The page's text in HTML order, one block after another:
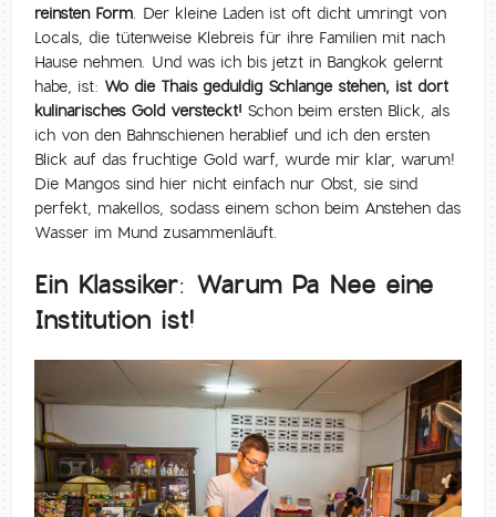
reinsten Form. Der kleine Laden ist oft dicht umringt von
Locals, die tütenweise Klebreis für ihre Familien mit nach
Hause nehmen. Und was ich bis jetzt in Bangkok gelernt
habe, ist: Wo die Thais geduldig Schlange stehen, ist dort
kulinarisches Gold versteckt! Schon beim ersten Blick, als
ich von den Bahnschienen herablief und ich den ersten
Blick auf das fruchtige Gold warf, wurde mir klar, warum!
Die Mangos sind hier nicht einfach nur Obst, sie sind
perfekt, makellos, sodass einem schon beim Anstehen das
Wasser im Mund zusammenläuft.
Ein Klassiker: Warum Pa Nee eine
Institution ist!